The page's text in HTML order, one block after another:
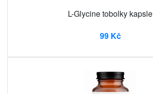
L-Glycine tobolky kapsle
99 Kč